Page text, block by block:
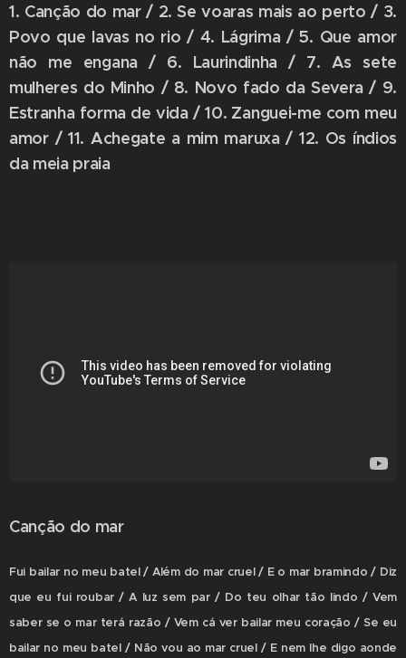
1. Canção do mar / 2. Se voaras mais ao perto / 3.
Povo que lavas no rio / 4. Lágrima / 5. Que amor
não me engana / 6. Laurindinha / 7. As sete
mulheres do Minho / 8. Novo fado da Severa / 9.
Estranha forma de vida / 10. Zanguei-me com meu
amor / 11. Achegate a mim maruxa / 12. Os índios
da meia praia
Canção do mar
Fui bailar no meu batel / Além do mar cruel / E o mar bramindo / Diz
que eu fui roubar / A luz sem par / Do teu olhar tão lindo / Vem
saber se o mar terá razão / Vem cá ver bailar meu coração / Se eu
bailar no meu batel / Não vou ao mar cruel / E nem lhe digo aonde